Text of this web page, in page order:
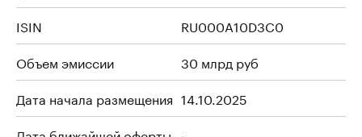
ISIN
RU000A10D3C0
Объем эмиссии
30 млрд руб
Дата начала размещения 14.10.2025